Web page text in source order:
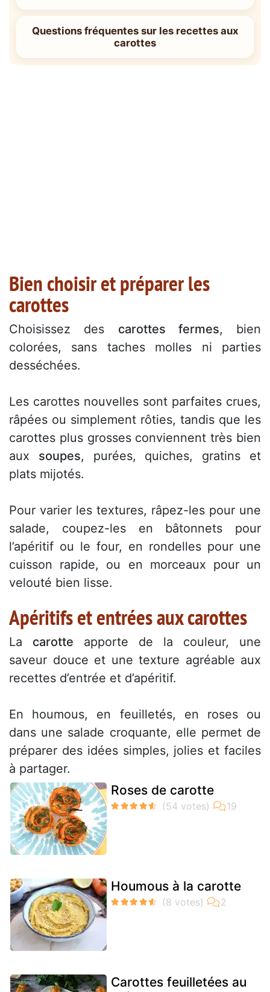
Questions fréquentes sur les recettes aux
carottes
Bien choisir et préparer les
carottes
Choisissez des carottes fermes, bien
colorées, sans taches molles ni parties
desséchées.
Les carottes nouvelles sont parfaites crues,
râpées ou simplement rôties, tandis que les
carottes plus grosses conviennent très bien
aux soupes, purées, quiches, gratins et
plats mijotés.
Pour varier les textures, râpez-les pour une
salade, coupez-les en bâtonnets pour
l’apéritif ou le four, en rondelles pour une
cuisson rapide, ou en morceaux pour un
velouté bien lisse.
Apéritifs et entrées aux carottes
La carotte apporte de la couleur, une
saveur douce et une texture agréable aux
recettes d’entrée et d’apéritif.
En houmous, en feuilletés, en roses ou
dans une salade croquante, elle permet de
préparer des idées simples, jolies et faciles
à partager.
Roses de carotte
Houmous à la carotte
Carottes feuilletées au